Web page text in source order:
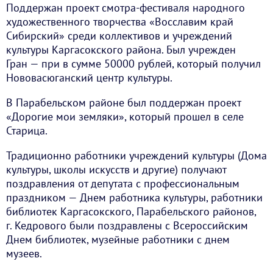
Поддержан проект смотра-фестиваля народного
художественного творчества «Восславим край
Сибирский» среди коллективов и учреждений
культуры Каргасокского района. Был учрежден
Гран — при в сумме 50000 рублей, который получил
Нововасюганский центр культуры.
В Парабельском районе был поддержан проект
«Дорогие мои земляки», который прошел в селе
Старица.
Традиционно работники учреждений культуры (Дома
культуры, школы искусств и другие) получают
поздравления от депутата с профессиональным
праздником — Днем работника культуры, работники
библиотек Каргасокского, Парабельского районов,
г. Кедрового были поздравлены с Всероссийским
Днем библиотек, музейные работники с днем
музеев.